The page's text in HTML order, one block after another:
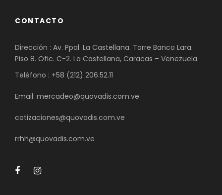
CONTACTO
Dirección : Av. Ppal. La Castellana. Torre Banco Lara.
Piso 8. Ofic. C-2. La Castellana, Caracas – Venezuela
Teléfono : +58 (212) 206.52.11
Email: mercadeo@quovadis.com.ve
cotizaciones@quovadis.com.ve
rrhh@quovadis.com.ve